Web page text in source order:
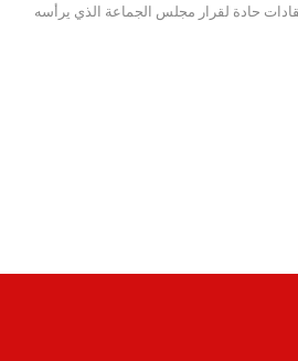
حادة لقرار مجلس الجماعة الذي يرأسه